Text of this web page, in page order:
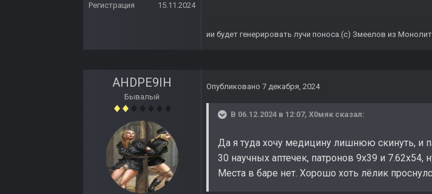
Регистрация
15.11.2024
ии будет генерировать лучи поноса.(с) Змеелов из
AHDPE9IH
Бывалый
Опубликовано 7 декабря, 2024
В 06.12.2024 в 12:07, Х0мяк сказал:
Да я туда хочу медицину лишнюю скинуть, и
30 научных аптечек, патронов 9х39 и 7.62х54,
Места в баре нет. Хорошо хоть лёлик